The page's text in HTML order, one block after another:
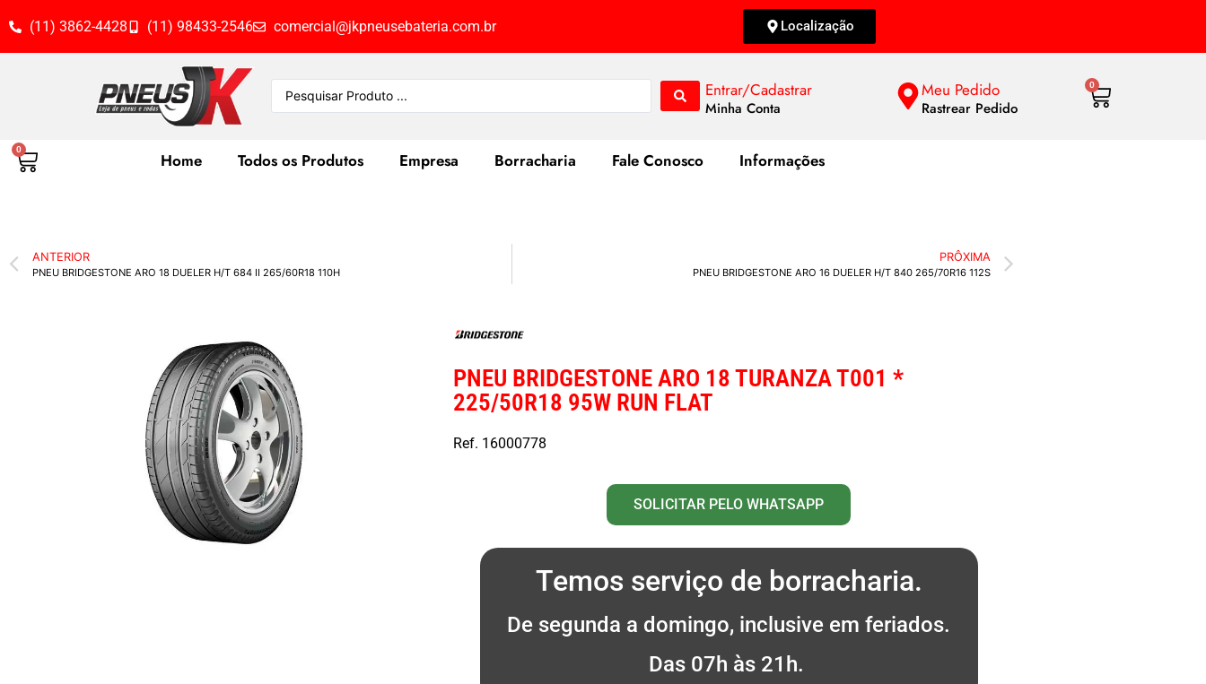
(11) 3862-4428 (11) 98433-2546 comercial@jkpneusebateria.com.br Localização
Entrar/Cadastrar
Minha Conta
Meu Pedido
Rastrear Pedido
0
0
Home Todos os Produtos Empresa Borracharia Fale Conosco Informações
ANTERIOR
PNEU BRIDGESTONE ARO 18 DUELER H/T 684 II 265/60R18 110H
PRÔXIMA
PNEU BRIDGESTONE ARO 16 DUELER H/T 840 265/70R16 112S
PNEU BRIDGESTONE ARO 18 TURANZA T001 *
225/50R18 95W RUN FLAT
Ref. 16000778
SOLICITAR PELO WHATSAPP
Temos serviço de borracharia.
De segunda a domingo, inclusive em feriados.
Das 07h às 21h.